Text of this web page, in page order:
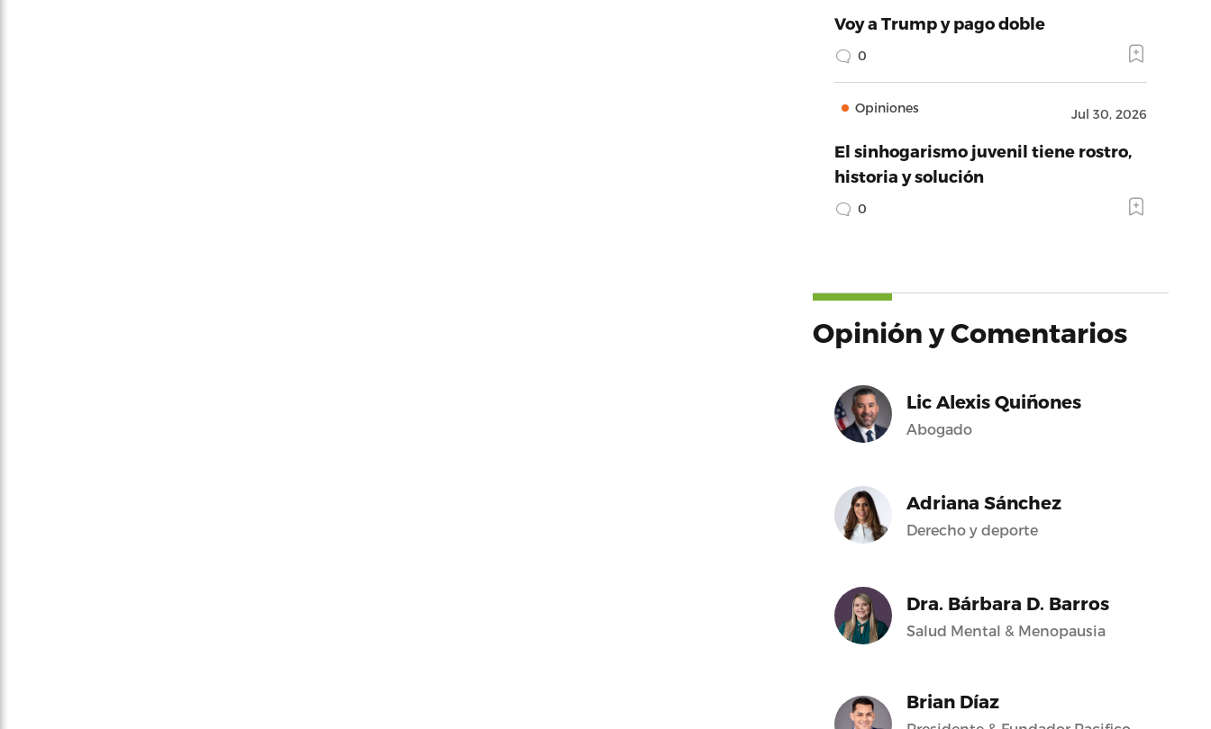
Voy a Trump y pago doble
0
Opiniones Jul 30, 2026
El sinhogarismo juvenil tiene rostro,
historia y solución
0
Opinión y Comentarios
Lic Alexis Quiñones
Abogado
Adriana Sánchez
Derecho y deporte
Dra. Bárbara D. Barros
Salud Mental & Menopausia
Brian Díaz